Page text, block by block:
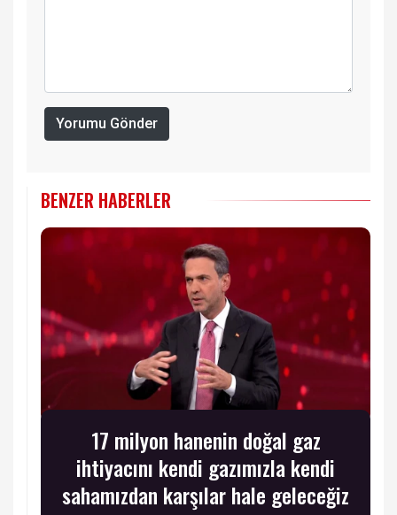
Yorumu Gönder
BENZER HABERLER
17 milyon hanenin doğal gaz
ihtiyacını kendi gazımızla kendi
sahamızdan karşılar hale geleceğiz